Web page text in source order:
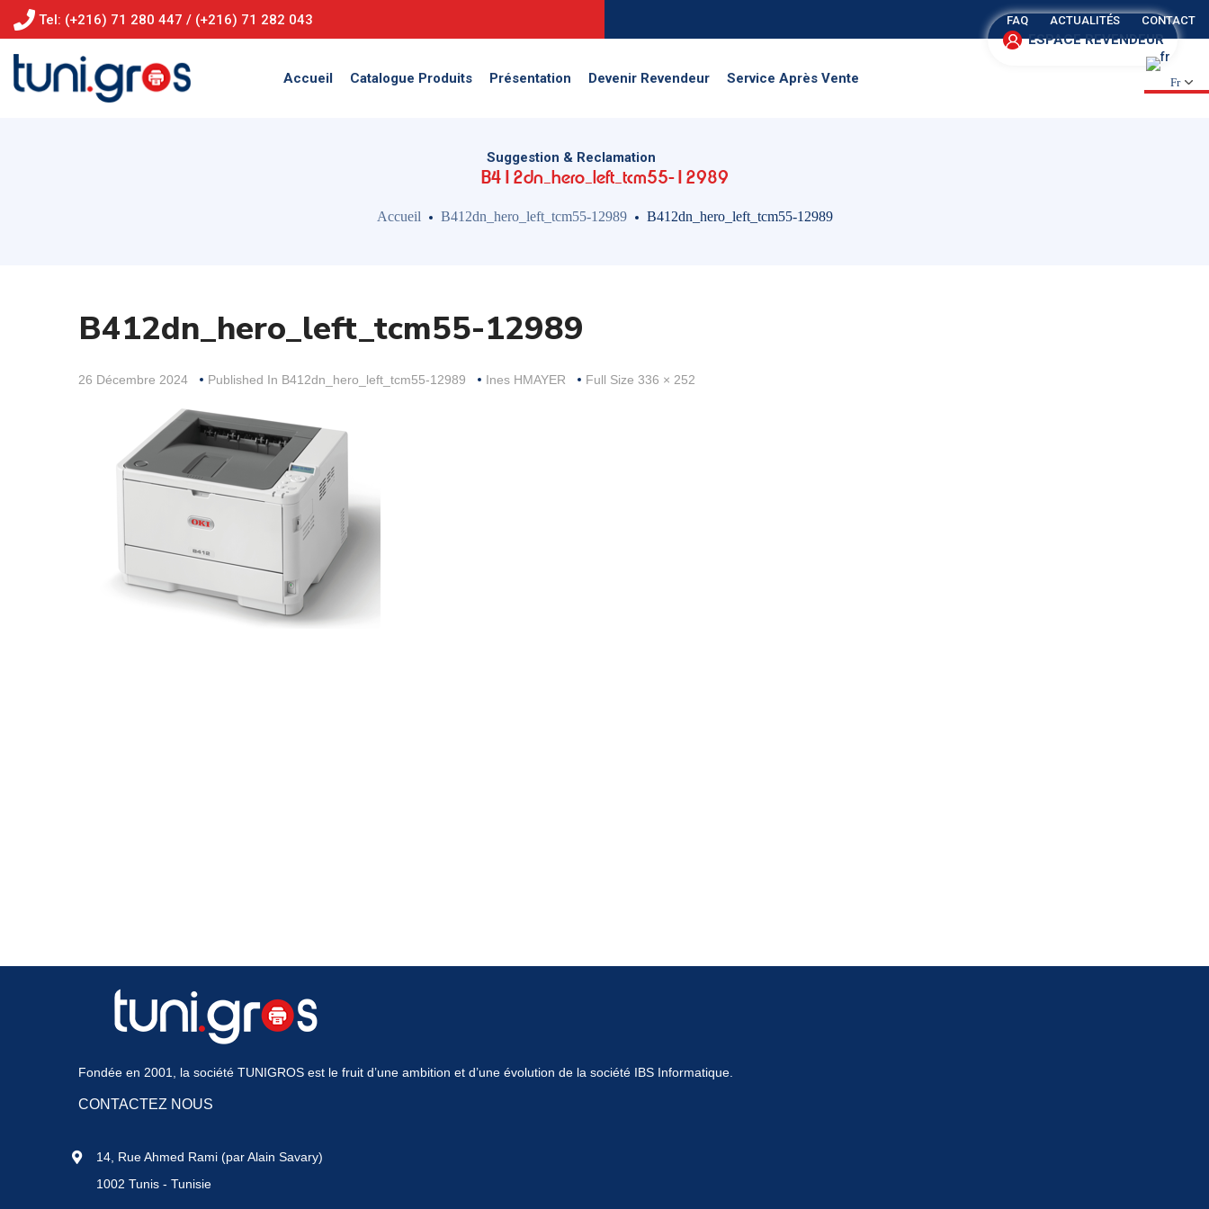
Tel: (+216) 71 280 447 / (+216) 71 282 043 FAQ ACTUALITÉS CONTACT
Accueil Catalogue Produits Présentation Devenir Revendeur Service Après Vente
Suggestion & Reclamation
ESPACE REVENDEUR
Fr
Suggestion & Reclamation
B412dn_hero_left_tcm55-12989
Accueil B412dn_hero_left_tcm55-12989 B412dn_hero_left_tcm55-12989
B412dn_hero_left_tcm55-12989
26 Décembre 2024 Published In B412dn_hero_left_tcm55-12989 Ines HMAYER
Full
Full Size 336 × 252
Fondée en 2001, la société TUNIGROS est le fruit d’une ambition et d’une évolution de la société IBS Informatique.
CONTACTEZ NOUS
14, Rue Ahmed Rami (par Alain Savary)
1002 Tunis - Tunisie